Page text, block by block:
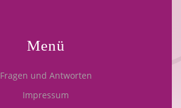
Menü
Fragen und Antworten
Impressum